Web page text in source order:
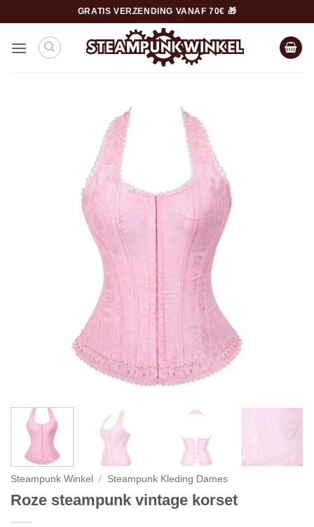
naar
inhoud
GRATIS VERZENDING VANAF 70€ 🎁
Steampunk Winkel / Steampunk Kleding Dames
Roze steampunk vintage korset